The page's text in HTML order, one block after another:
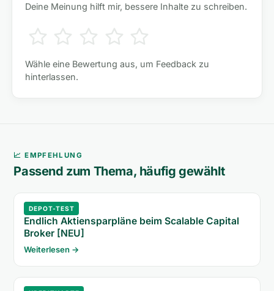
Deine Meinung hilft mir, bessere Inhalte zu schreiben.
Wähle eine Bewertung aus, um Feedback zu
hinterlassen.
📈 EMPFEHLUNG
Passend zum Thema, häufig gewählt
DEPOT-TEST
Endlich Aktiensparpläne beim Scalable Capital
Broker [NEU]
Weiterlesen →